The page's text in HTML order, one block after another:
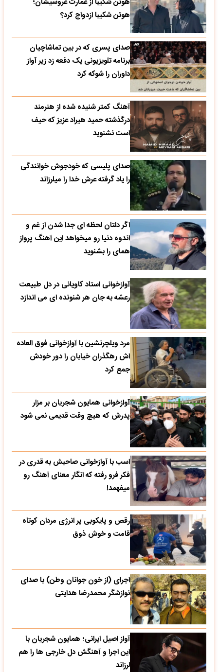
هوتن شکیبا ازدواج کرد؟
صدای پسری که در بین تماشاچیان
برنامه تلویزیونی یک دفعه زد زیر آواز
داوران را شوکه کرد
آهنگ کمتر شنیده شده از هنرمند
درگذشته حمید هیراد عزیز که حیف
است نشنوید
صدای پلیسی که خودجوش خوانندگی
را یاد گرفته عرش خدا را میلرزاند
اگر دلتان لحظه ای جدا شدن از غم و
اندوه دنیا رو میخواهد این آهنگ پرواز
همای را بشنوید
آوازخوانی استاد کاویانی در دل طبیعت
رعشه به جان هر شنونده ای می اندازد
مرد ویلچرنشین با آوازخوانی فوق العاده
اش رهگذران خیابان را دور خودش
جمع کرد
آوازخوانی همایون شجریان بر مزار
پدرش که هیچ وقت قدیمی نمی شود
اسب با آوازخوانی صاحبش به قدری در
فکر فرو رفته که انگار معنای آهنگ رو
میفهمد!
رقص و پایکوبی پر انرژی مردان کوتاه
قامت و خوش ذوق
اجرای (از خون جوانان وطن) با صدای
نوازشگر محمدرضا هدایتی
آواز اصیل ایرانی؛ همایون شجریان با
این اجرا و آهنگش دل خارجی ها را هم
لرزاند